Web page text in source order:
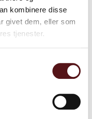
kombinere disse
givet dem, eller som
tjenester.